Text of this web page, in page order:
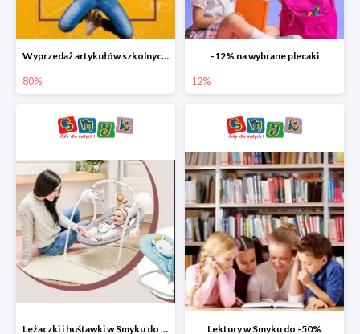
Wyprzedaż artykułów szkolnych w Smyku do -80%
80%
-12% na wybrane plecaki
12%
Leżaczki i huśtawki w Smyku do -30% Lektury w Smyku do -50%